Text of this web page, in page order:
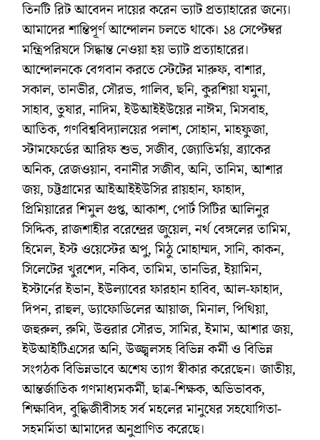
তিনটি রিট আবেদন দায়ের করেন ভ্যাট প্রত্যাহারের জন্যে।
আমাদের শান্তিপূর্ণ আন্দোলন চলতে থাকে। ১৪ সেপ্টেম্বর
মন্ত্রিপরিষদে সিদ্ধান্ত নেওয়া হয় ভ্যাট প্রত্যাহারের।
আন্দোলনকে বেগবান করতে স্টেটের মারুফ, বাশার,
সকাল, তানভীর, সৌরভ, গালিব, ছনি, কুরশিয়া যমুনা,
সাহাব, তুষার, নাদিম, ইউআইইউয়ের নাঈম, মিসবাহ,
আতিক, গণবিশ্ববিদ্যালয়ের পলাশ, সোহান, মাহফুজা,
স্টামফের্ডের আরিফ শুভ, সজীব, জ্যোতির্ময়, ব্র্যাকের
অনিক, রেজওয়ান, বনানীর সজীব, অনি, তানিম, আশার
জয়, চট্টগ্রামের আইআইইউসির রায়হান, ফাহাদ,
প্রিমিয়ারের শিমুল গুপ্ত, আকাশ, পোর্ট সিটির আলিনুর
সিদ্দিক, রাজশাহীর বরেন্দ্রের জুয়েল, নর্থ বেঙ্গলের তামিম,
হিমেল, ইস্ট ওয়েস্টের অপু, মিঠু মোহাম্মদ, সানি, কাকন,
সিলেটের খুরশেদ, নকিব, তামিম, তানভির, ইয়ামিন,
ইস্টার্নের ইভান, ইউল্যাবের ফারহান হাবিব, আল-ফাহাদ,
দিপন, রাহুল, ড্যাফোডিলের আয়াজ, মিনাল, পিথিয়া,
জহুরুল, রুমি, উত্তরার সৌরভ, সামির, ইমাম, আশার জয়,
ইউআইটিএসের অনি, উজ্জ্বলসহ বিভিন্ন কর্মী ও বিভিন্ন
সংগঠক বিভিন্নভাবে অশেষ ত্যাগ স্বীকার করেছেন। জাতীয়,
আন্তর্জাতিক গণমাধ্যমকর্মী, ছাত্র-শিক্ষক, অভিভাবক,
শিক্ষাবিদ, বুদ্ধিজীবীসহ সর্ব মহলের মানুষের সহযোগিতা-
সহমর্মিতা আমাদের অনুপ্রাণিত করেছে।